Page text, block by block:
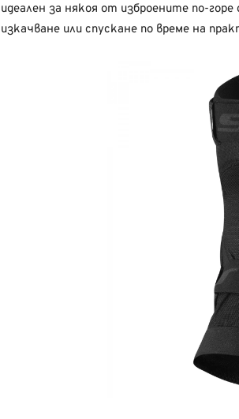
идеален за някоя от изброените по-
изкачване или спускане по време на